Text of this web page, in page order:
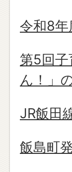
令和8年
第5回
ん！」
JR飯田
飯島町